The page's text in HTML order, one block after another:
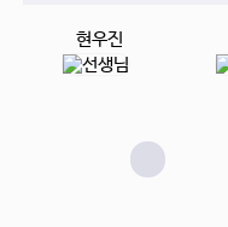
현우진